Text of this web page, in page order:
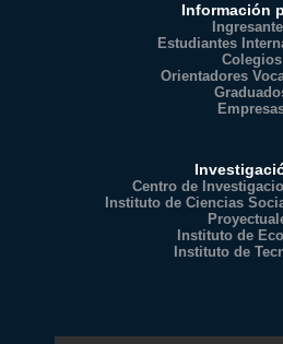
Información
Estudiantes
Colegios
Orientadores
Centro de
Instituto de Ciencias
Instituto de
Instituto de